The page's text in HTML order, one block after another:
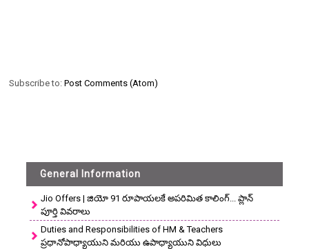
Subscribe to:Post Comments (Atom)
General Information
Jio Offers | జియో 91 రూపాయలకే అపరిమిత కాలింగ్... ప్లాన్
పూర్తి వివరాలు
Duties and Responsibilities of HM & Teachers
ప్రధానోపాధ్యాయుని మరియు ఉపాధ్యాయుని విధులు